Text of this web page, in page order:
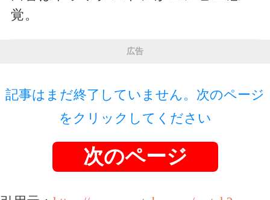
覚。
広告
記事はまだ終了していません。次のページ
をクリックしてください
次のページ